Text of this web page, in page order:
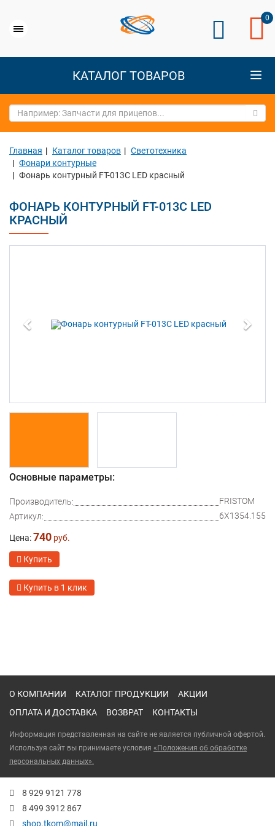
0
КАТАЛОГ ТОВАРОВ
Главная Каталог товаров
Светотехника
Фонари контурные
Фонарь контурный FT-013C LED красный
ФОНАРЬ КОНТУРНЫЙ FT-013C LED
КРАСНЫЙ
Основные параметры:
Производитель:
FRISTOM
Артикул:
6X1354.155
Цена:740 руб.
Купить
Купить в 1 клик
О КОМПАНИИ КАТАЛОГ ПРОДУКЦИИ
АКЦИИ
ОПЛАТА И ДОСТАВКА
ВОЗВРАТ КОНТАКТЫ
Информация представленная на сайте не является публичной офертой.
Используя сайт вы принимаете условия «Положения об обработке
персональных данных».
8 929 9121 778
8 499 3912 867
shop.tkom@mail.ru